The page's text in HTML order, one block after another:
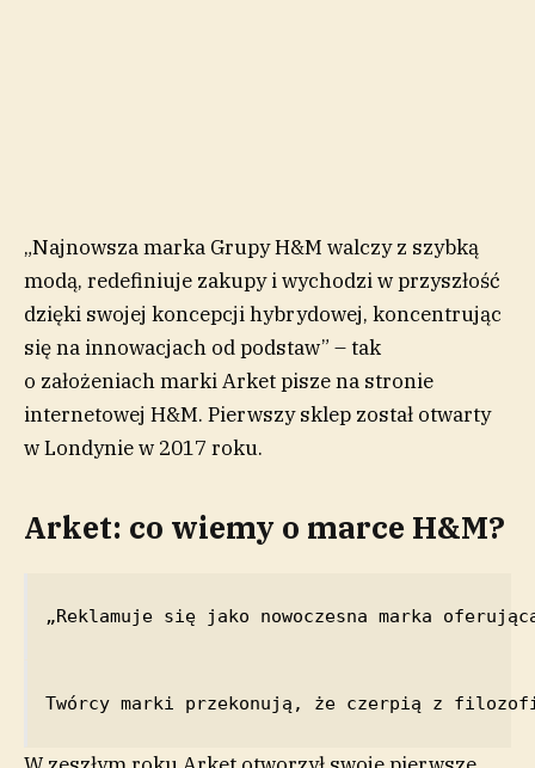
„Najnowsza marka Grupy H&M walczy z szybką
modą, redefiniuje zakupy i wychodzi w przyszłość
dzięki swojej koncepcji hybrydowej, koncentrując
się na innowacjach od podstaw” – tak
o założeniach marki Arket pisze na stronie
internetowej H&M. Pierwszy sklep został otwarty
w Londynie w 2017 roku.
Arket: co wiemy o marce H&M?
„Reklamuje się jako nowoczesna marka
Twórcy marki przekonują, że czerpią z